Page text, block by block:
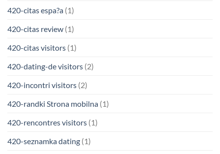
420-citas espa?a (1)
420-citas review (1)
420-citas visitors (1)
420-dating-de visitors (2)
420-incontri visitors (2)
420-randki Strona mobilna (1)
420-rencontres visitors (1)
420-seznamka dating (1)